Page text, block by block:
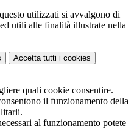
utilizzati si avvalgono di
utili alle finalità illustrate nella
Accetta tutti i cookies
quali cookie consentire.
il funzionamento della
al funzionamento potete